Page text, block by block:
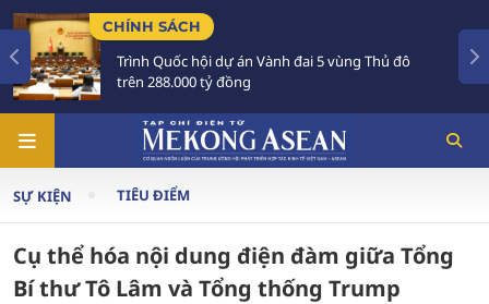
SÁCH
Quốc hội dự án Vành đai 5 vùng Thủ đô
tỷ đồng
TIÊU
Tổng
SỰ KIỆN TIÊU ĐIỂM
Cụ thể hóa nội dung điện đàm giữa Tổng
Bí thư Tô Lâm và Tổng thống Trump